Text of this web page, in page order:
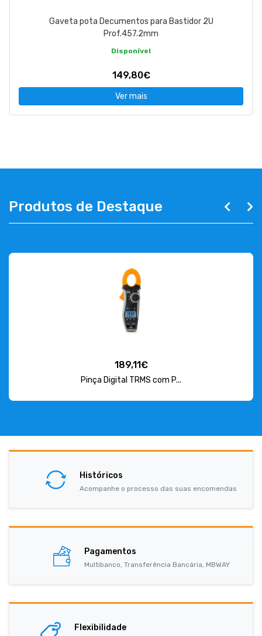
Gaveta pota Decumentos para Bastidor 2U
Prof.457.2mm
Disponível
149,80€
Ver mais
Produtos de Destaque
189,11€
Pinça Digital TRMS com P...
Históricos
Acompanhe o processo das suas encomendas
Pagamentos
Multibanco, Transferência Bancária, MBWAY
Flexibilidade